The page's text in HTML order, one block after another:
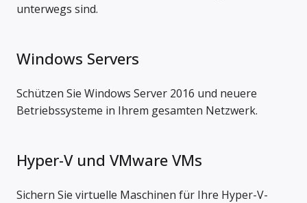
unterwegs sind.
Windows Servers
Schützen Sie Windows Server 2016 und neuere
Betriebssysteme in Ihrem gesamten Netzwerk.
Hyper-V und VMware VMs
Sichern Sie virtuelle Maschinen für Ihre Hyper-V-